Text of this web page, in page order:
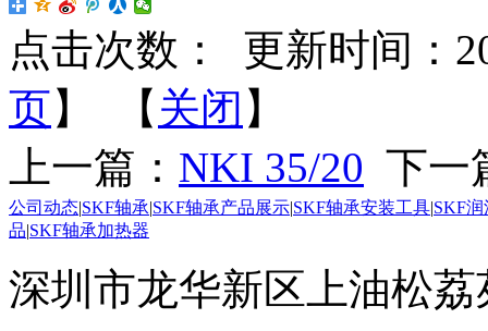
点击次数：
更新时间：
页】 【 关闭 】
上一篇： NKI 35/20 下一
公司动态 SKF轴承 SKF轴承产品展示 SKF轴承安装工具 SKF
品 SKF轴承加热器
深圳市龙华新区上油松